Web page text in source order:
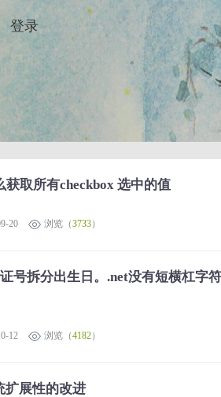
登录
获取所有checkbox 选中的值
20 浏览（3733）
号拆分出生日。.net没有短横杠字
12 浏览（4182）
扩展性的改进